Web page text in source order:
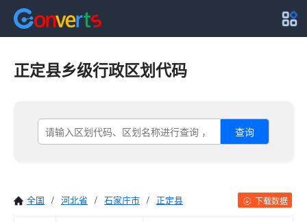
正定县乡级行政区划代码
查询
全国 / 河北省 / 石家庄市 / 正定县 下载数据